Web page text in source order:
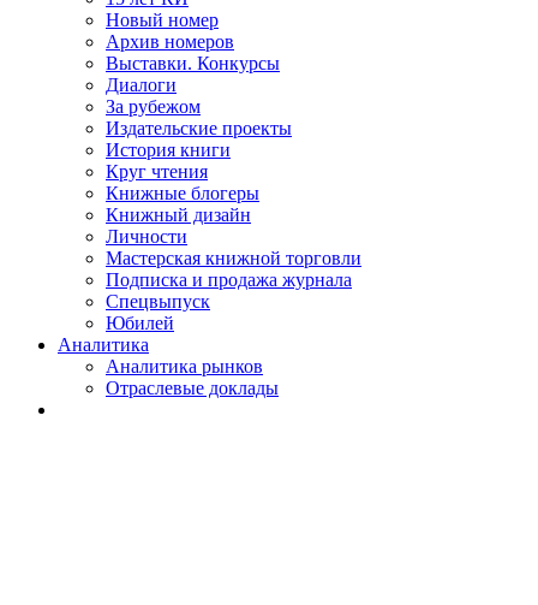
Новый номер
Архив номеров
Выставки. Конкурсы
Диалоги
За рубежом
Издательские проекты
История книги
Круг чтения
Книжные блогеры
Книжный дизайн
Личности
Мастерская книжной торговли
Подписка и продажа журнала
Спецвыпуск
Юбилей
Аналитика
Аналитика рынков
Отраслевые доклады